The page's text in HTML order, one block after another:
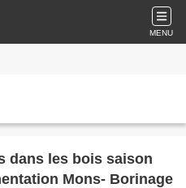
MENU
Mons- Borinage